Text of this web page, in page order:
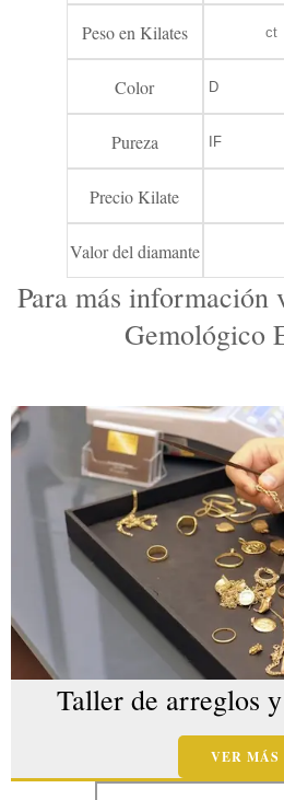
Peso en Kilates
Color
Pureza
Precio Kilate
Valor del diamante
Para más información
Gemológico
Taller de arreglos
VER MÁS